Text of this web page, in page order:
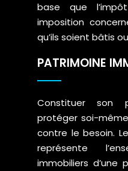
base que
imposition
qu’ils soient bâtis
PATRIMOINE
Constituer son
protéger soi-
contre le besoin.
représente
immobiliers d’une